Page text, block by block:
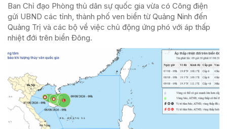
Ban Chỉ đạo Phòng thủ dân sự quốc gia vừa có Công điện
gửi UBND các tỉnh, thành phố ven biển từ Quảng Ninh đến
Quảng Trị và các bộ về việc chủ động ứng phó với áp thấp
nhiệt đới trên biển Đông.